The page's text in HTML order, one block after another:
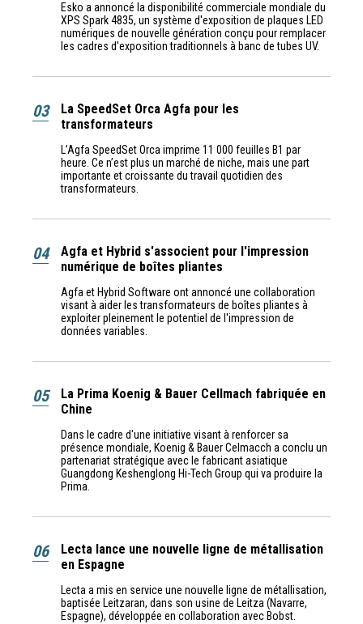
Esko a annoncé la disponibilité commerciale mondiale du
XPS Spark 4835, un système d'exposition de plaques LED
numériques de nouvelle génération conçu pour remplacer
les cadres d'exposition traditionnels à banc de tubes UV.
03
La SpeedSet Orca Agfa pour les
transformateurs
L’Agfa SpeedSet Orca imprime 11 000 feuilles B1 par
heure. Ce n’est plus un marché de niche, mais une part
importante et croissante du travail quotidien des
transformateurs.
04
Agfa et Hybrid s'associent pour l'impression
numérique de boîtes pliantes
Agfa et Hybrid Software ont annoncé une collaboration
visant à aider les transformateurs de boîtes pliantes à
exploiter pleinement le potentiel de l'impression de
données variables.
05
La Prima Koenig & Bauer Cellmach fabriquée en
Chine
Dans le cadre d'une initiative visant à renforcer sa
présence mondiale, Koenig & Bauer Celmacch a conclu un
partenariat stratégique avec le fabricant asiatique
Guangdong Keshenglong Hi-Tech Group qui va produire la
Prima.
06
Lecta lance une nouvelle ligne de métallisation
en Espagne
Lecta a mis en service une nouvelle ligne de métallisation,
baptisée Leitzaran, dans son usine de Leitza (Navarre,
Espagne), développée en collaboration avec Bobst.